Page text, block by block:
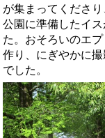
が集まってくださ
公園に準備したイ
た。おそろいのエ
作り、にぎやかに
でした。